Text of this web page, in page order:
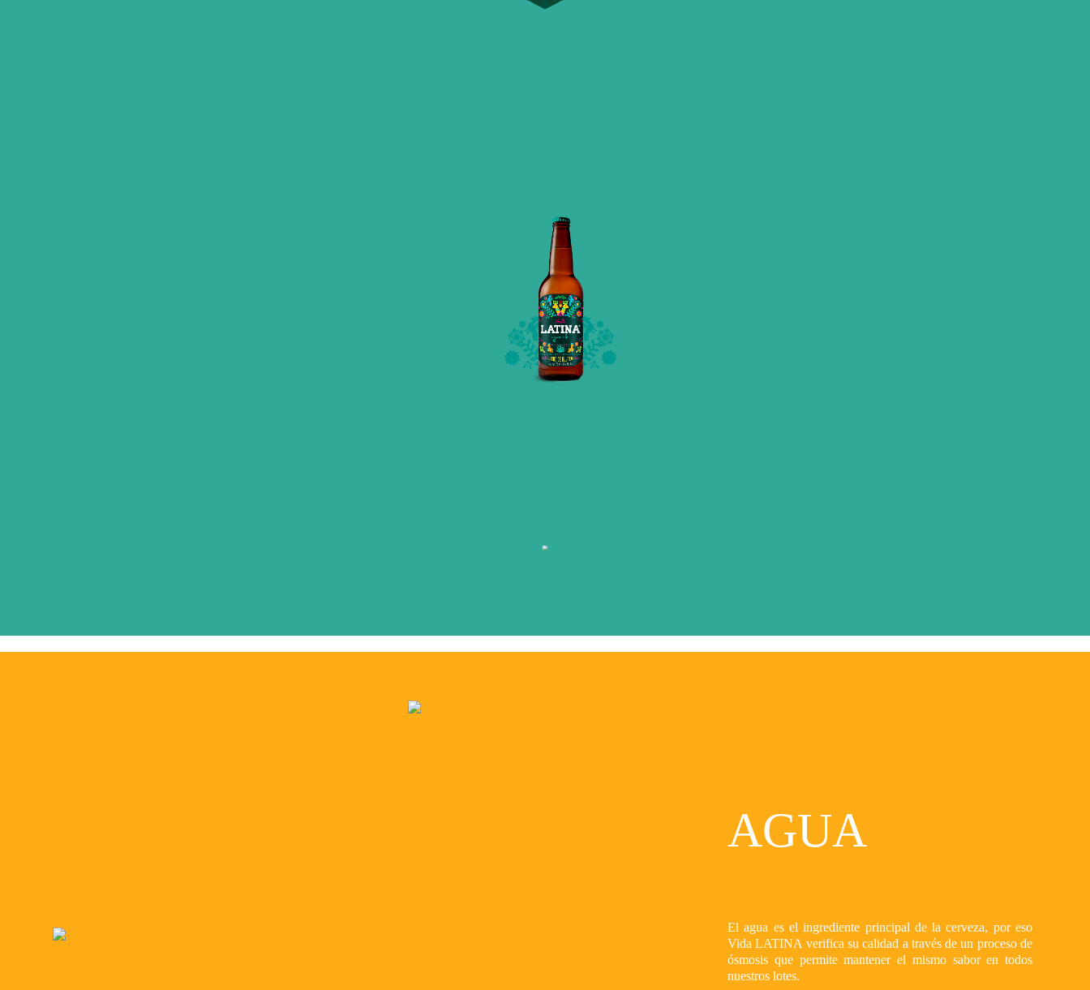
AGUA
El agua es el ingrediente principal de la cerveza, por eso
Vida LATINA verifica su calidad a través de un proceso de
ósmosis que permite mantener el mismo sabor en todos
nuestros lotes.